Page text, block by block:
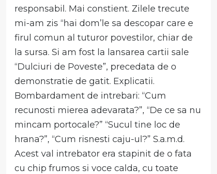
responsabil. Mai constient. Zilele trecute
mi-am zis “hai dom’le sa descopar care e
firul comun al tuturor povestilor, chiar de
la sursa. Si am fost la lansarea cartii sale
“Dulciuri de Poveste”, precedata de o
demonstratie de gatit. Explicatii.
Bombardament de intrebari: “Cum
recunosti mierea adevarata?”, “De ce sa nu
mincam portocale?” “Sucul tine loc de
hrana?”, “Cum risnesti caju-ul?” S.a.m.d.
Acest val intrebator era stapinit de o fata
cu chip frumos si voce calda, cu toate